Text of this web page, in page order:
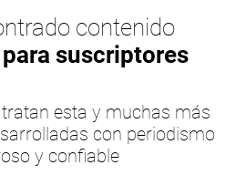
contenido
suscriptores
tratan esta y muchas más
con periodismo
y confiable